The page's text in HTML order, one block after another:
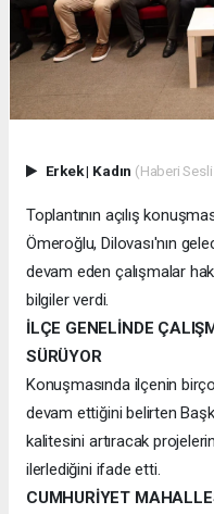
Erkek| Kadın (Haberi
Toplantının açılış
Ömeroğlu, Dilovası'nın
devam eden çalışmalar
bilgiler verdi.
İLÇE GENELİNDE
SÜRÜYOR
Konuşmasında ilçenin
devam ettiğini belirten
kalitesini artıracak
ilerlediğini ifade etti.
CUMHURİYET